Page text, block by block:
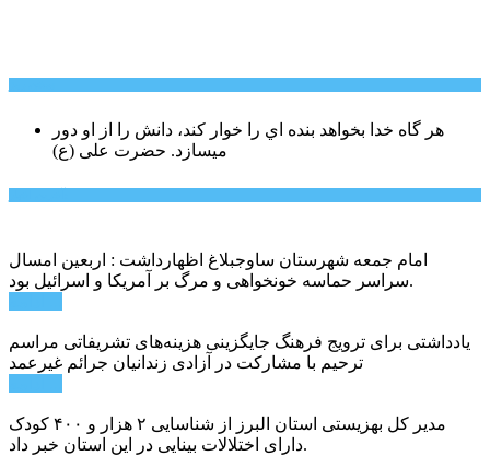
هر گاه خدا بخواهد بنده اي را خوار كند، دانش را از او دور
میسازد. حضرت علی (ع)
امام جمعه شهرستان ساوجبلاغ اظهارداشت : اربعین امسال
سراسر حماسه خونخواهی و مرگ بر آمریکا و اسرائیل بود.
یادداشتی برای ترویج فرهنگ جایگزینی هزینه‌های تشریفاتی مراسم
ترحیم با مشارکت در آزادی زندانیان جرائم غیرعمد
مدیر کل بهزیستی استان البرز از شناسایی ۲ هزار و ۴۰۰ کودک
دارای اختلالات بینایی در این استان خبر داد.